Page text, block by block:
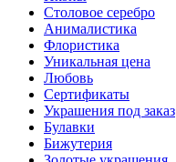
Столовое серебро
Анималистика
Флористика
Уникальная цена
Любовь
Сертификаты
Украшения под заказ
Булавки
Бижутерия